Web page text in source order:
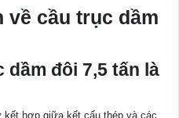
về cầu trục dầm
dầm đôi 7,5 tấn là
kết hợp giữa kết cấu thép và các